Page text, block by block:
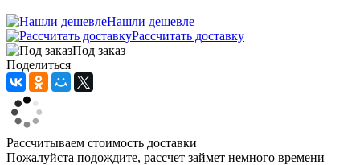
Нашли дешевле
Рассчитать доставку
Под заказ
Поделиться
Рассчитываем стоимость доставки
Пожалуйста подождите, рассчет займет немного времени